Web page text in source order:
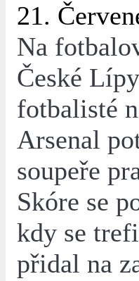
21.
Na
České
fotbalisté
Arsenal
soupeře
Skóre se
kdy se
přidal na